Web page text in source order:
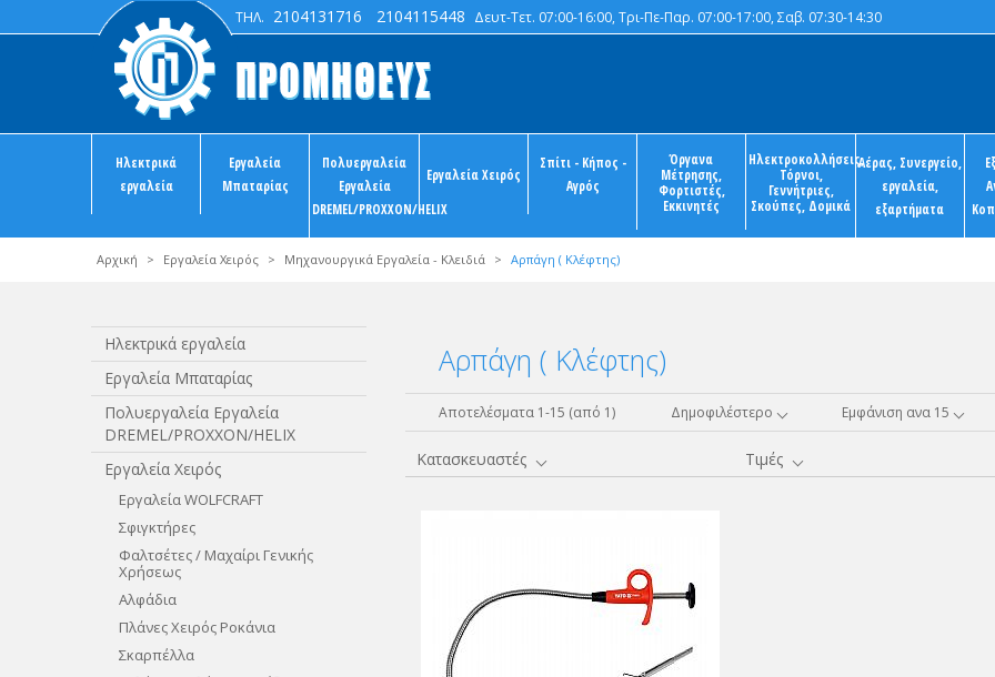
ΤΗΛ. 2104131716 2104115448 Δευτ-Τετ. 07:00-16:00, Τρι-Πε-Παρ. 07:00-17:00, Σαβ. 07:30-14:30
Ηλεκτρικά
εργαλεία
Εργαλεία
Μπαταρίας
Πολυεργαλεία
Εργαλεία
DREMEL/PROXXON/HELIX
Εργαλεία Χειρός
Σπίτι - Κήπος -
Αγρός
Όργανα
Μέτρησης,
Φορτιστές,
Εκκινητές
Ηλεκτροκολλήσεις,
Τόρνοι,
Γεννήτριες,
Σκούπες, Δομικά
Αέρας, Συνεργείο,
εργαλεία,
εξαρτήματα
Αρχική > Εργαλεία Χειρός > Μηχανουργικά Εργαλεία - Κλειδιά > Aρπάγη ( Κλέφτης)
Ηλεκτρικά εργαλεία
Εργαλεία Μπαταρίας
Πολυεργαλεία Εργαλεία
DREMEL/PROXXON/HELIX
Εργαλεία Χειρός
Εργαλεία WOLFCRAFT
Σφιγκτήρες
Φαλτσέτες / Μαχαίρι Γενικής
Χρήσεως
Aλφάδια
Πλάνες Χειρός Ροκάνια
Σκαρπέλλα
Aρπάγη ( Κλέφτης)
Αποτελέσματα 1-15 (από 1) Δημοφιλέστερο Εμφάνιση ανα 15
Κατασκευαστές Τιμές